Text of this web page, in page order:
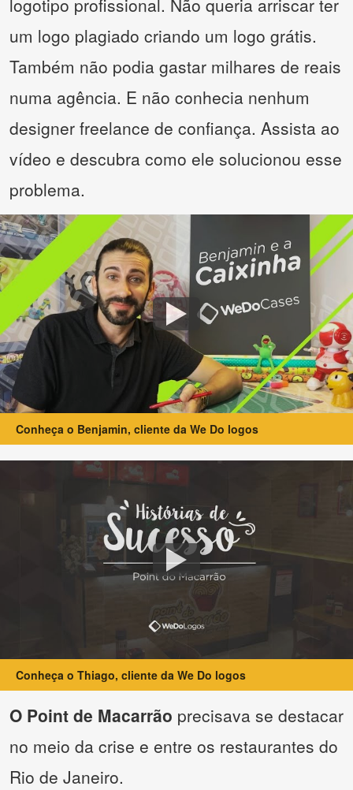
logotipo profissional. Não queria arriscar ter
um logo plagiado criando um logo grátis.
Também não podia gastar milhares de reais
numa agência. E não conhecia nenhum
designer freelance de confiança. Assista ao
vídeo e descubra como ele solucionou esse
problema.
Conheça o Benjamin, cliente da We Do logos
Conheça o Thiago, cliente da We Do logos
O Point de Macarrão precisava se destacar
no meio da crise e entre os restaurantes do
Rio de Janeiro.